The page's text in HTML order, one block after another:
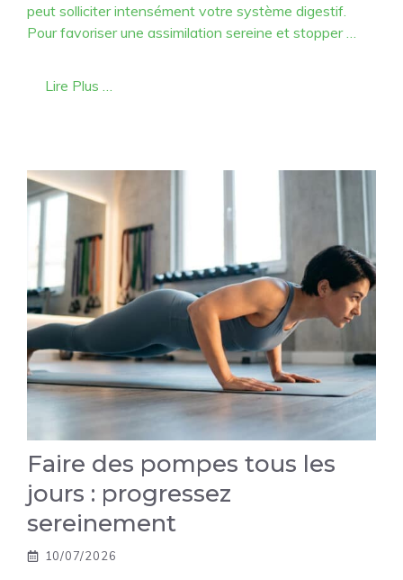
peut solliciter intensément votre système digestif.
Pour favoriser une assimilation sereine et stopper …
Lire Plus …
Faire des pompes tous les
jours : progressez
sereinement
10/07/2026